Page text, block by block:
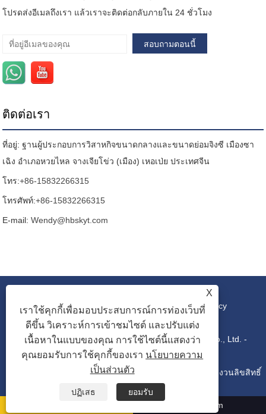
โปรดส่งอีเมลถึงเรา แล้วเราจะติดต่อกลับภายใน 24 ชั่วโมง
ติดต่อเรา
ที่อยู่: ฐานผู้ประกอบการวิสาหกิจขนาดกลางและขนาดย่อมจิงซี เมืองซา
เฉิง อำเภอหวยไหล จางเจียโข่ว (เมือง) เหอเป่ย ประเทศจีน
โทร:+86-15832266315
โทรศัพท์:+86-15832266315
E-mail:Wendy@hbskyt.com
ลิงค์ |Sitemap | RSS XML | Privacy Policy
ลิขสิทธิ์© 2022 Hebei Shouke Yuantuo Technology Co., Ltd. -
คอนโซลอุตสาหกรรม, กล่องกระจายสินค้า, ตู้ชั้นวางไอที ​​- สงวนลิขสิทธิ์
X
เราใช้คุกกี้เพื่อมอบประสบการณ์การท่องเว็บที่
ดีขึ้น วิเคราะห์การเข้าชมไซต์ และปรับแต่ง
เนื้อหาในแบบของคุณ การใช้ไซต์นี้แสดงว่า
คุณยอมรับการใช้คุกกี้ของเรา นโยบายความ
เป็นส่วนตัว
ปฏิเสธ
ยอมรับ
Wendy@hbskyt.com